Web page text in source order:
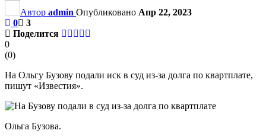
Автор admin Опубликовано Апр 22, 2023
0
3
Поделится
0
(0)
На Ольгу Бузову подали иск в суд из-за долга по квартплате,
пишут «Известия».
Ольга Бузова.